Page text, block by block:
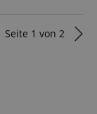
Seite 1 von 2